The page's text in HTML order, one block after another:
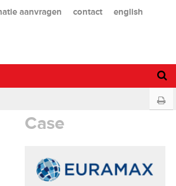
aanvragen contact english
Case